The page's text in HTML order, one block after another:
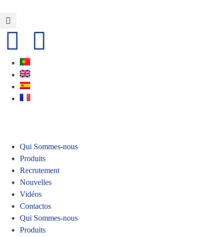
Qui Sommes-nous
Produits
Recrutement
Nouvelles
Vidéos
Contactos
Qui Sommes-nous
Produits